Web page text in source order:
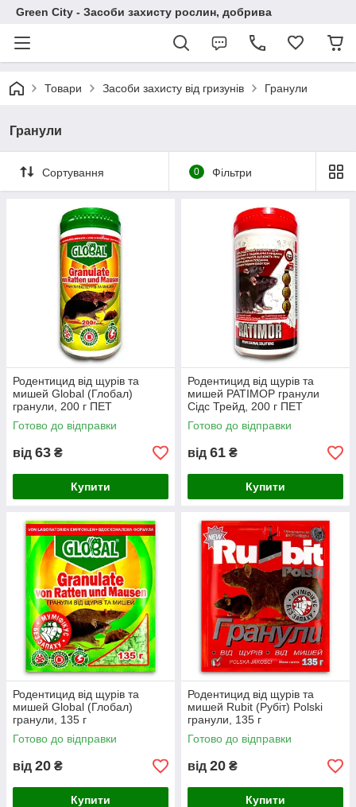
Green City - Засоби захисту рослин, добрива
Товари Засоби захисту від гризунів Гранули
Гранули
Сортування 0 Фільтри
Родентицид від щурів та
мишей Global (Глобал)
гранули, 200 г ПЕТ
Готово до відправки
від 63 ₴
Купити
Родентицид від щурів та
мишей РАТІМОР гранули
Сідс Трейд, 200 г ПЕТ
Готово до відправки
від 61 ₴
Купити
Родентицид від щурів та
мишей Global (Глобал)
гранули, 135 г
Готово до відправки
від 20 ₴
Купити
Родентицид від щурів та
мишей Rubit (Рубіт) Polski
гранули, 135 г
Готово до відправки
від 20 ₴
Купити